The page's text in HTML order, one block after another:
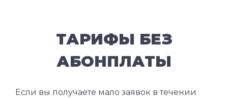
ТАРИФЫ БЕЗ
АБОНПЛАТЫ
Если вы получаете мало заявок в течении